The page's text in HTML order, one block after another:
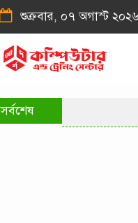
শুক্রবার, ০৭ অগাস্ট
সর্বশেষ